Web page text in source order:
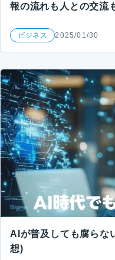
報の流れも人との交流
ビジネス 2025/01/30
AIが普及しても腐らな
想)